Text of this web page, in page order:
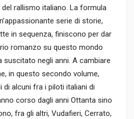
rallismo italiano. La formula
serie di storie,
in sequenza, finiscono per dar
romanzo su questo mondo
suscitato negli anni. A cambiare
in questo secondo volume,
di alcuni fra i piloti italiani di
corso dagli anni Ottanta sino
fra gli altri, Vudafieri, Cerrato,